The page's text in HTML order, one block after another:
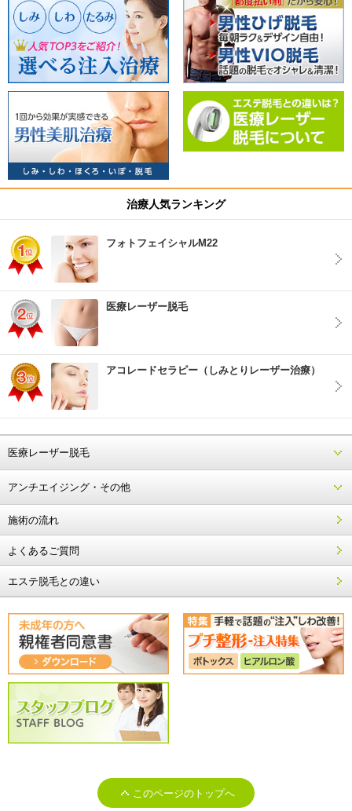
治療人気ランキング
フォトフェイシャルM22
医療レーザー脱毛
アコレードセラピー（しみとりレーザー治療）
医療レーザー脱毛
アンチエイジング・その他
施術の流れ
よくあるご質問
エステ脱毛との違い
このページのトップへ